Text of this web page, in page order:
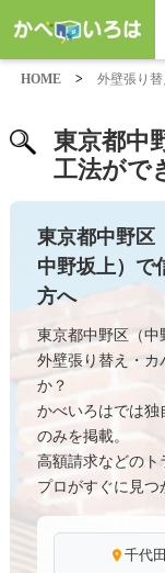
HOME > 外壁張り
東京都中
工法がで
東京都中野区
中野坂上）で
方へ
東京都中野区（中
外壁張り替え・カ
か？
かべいろはでは独
のみを掲載。
高額請求などの
プロがすぐに見つ
千代